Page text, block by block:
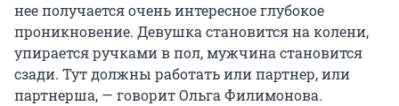
нее получается очень интересное глубокое
проникновение. Девушка становится на колени,
упирается ручками в пол, мужчина становится
сзади. Тут должны работать или партнер, или
партнерша, — говорит Ольга Филимонова.